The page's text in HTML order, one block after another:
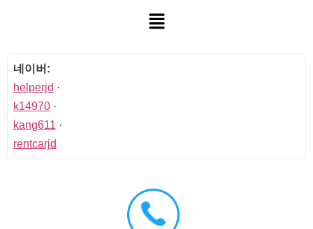
네이버:
helperjd ·
k14970 ·
kang611 ·
rentcarjd